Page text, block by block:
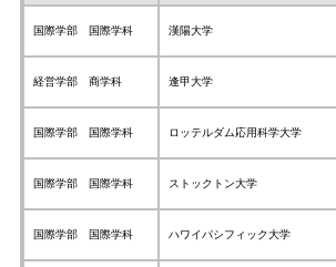
国際学部 国際学科 漢陽大学
経営学部 商学科 逢甲大学
国際学部 国際学科 ロッテルダム応用科学大学
国際学部 国際学科 ストックトン大学
国際学部 国際学科 ハワイパシフィック大学